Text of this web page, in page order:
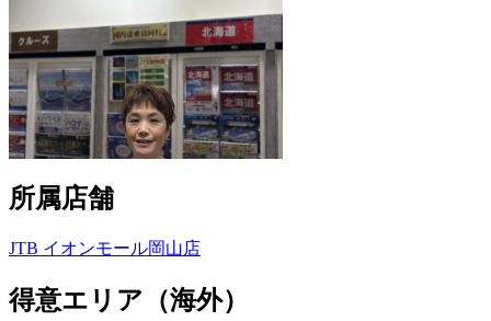
所属店舗
JTB イオンモール岡山店
得意エリア（海外）